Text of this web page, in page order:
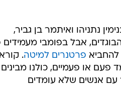
נתניהו ואיתמר בן גביר,
אבל בפומבי מעמידים
להחביא פרטנרים למיטה.
או פעמיים, כולנו
עם אנשים שלא עומדים